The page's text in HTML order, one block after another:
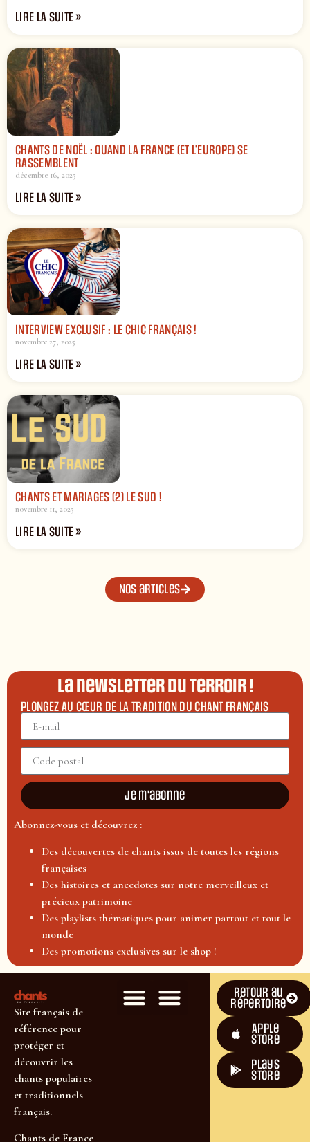
LIRE LA SUITE »
CHANTS DE NOËL : QUAND LA FRANCE (ET L’EUROPE) SE
RASSEMBLENT
décembre 16, 2025
LIRE LA SUITE »
INTERVIEW EXCLUSIF : LE CHIC FRANÇAIS !
novembre 27, 2025
LIRE LA SUITE »
CHANTS ET MARIAGES (2) LE SUD !
novembre 11, 2025
LIRE LA SUITE »
Nos articles
La newsletter du terroir !
PLONGEZ AU CŒUR DE LA TRADITION DU CHANT FRANÇAIS
Je m'abonne
Abonnez-vous et découvrez :
Des découvertes de chants issus de toutes les régions
françaises
Des histoires et anecdotes sur notre merveilleux et
précieux patrimoine
Des playlists thématiques pour animer partout et tout le
monde
Des promotions exclusives sur le shop !
Site français de
référence pour
protéger et
découvrir les
chants populaires
et traditionnels
français.
Chants de France
Retour au
répertoire
Apple
Store
plays
store